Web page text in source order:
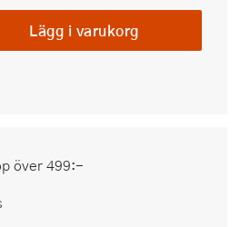
Lägg i varukorg
över 499:-